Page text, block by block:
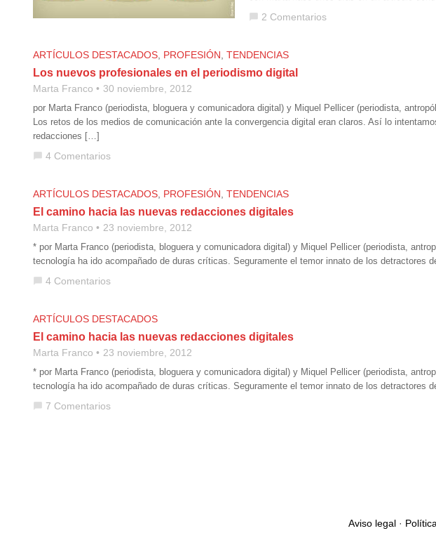
chat_bubble 2 Comentarios
ARTÍCULOS DESTACADOS PROFESIÓN TENDENCIAS
Los nuevos profesionales en el periodismo digital
Marta Franco 30 noviembre, 2012
por Marta Franco (periodista, bloguera y comunicadora digital) y Miquel Pellicer (periodista,
Los retos de los medios de comunicación ante la convergencia digital eran claros. Así lo
redacciones […]
chat_bubble 4 Comentarios
ARTÍCULOS DESTACADOS PROFESIÓN TENDENCIAS
El camino hacia las nuevas redacciones digitales
Marta Franco 23 noviembre, 2012
* por Marta Franco (periodista, bloguera y comunicadora digital) y Miquel Pellicer (periodista,
tecnología ha ido acompañado de duras críticas. Seguramente el temor innato de los detractores
chat_bubble 4 Comentarios
ARTÍCULOS DESTACADOS
El camino hacia las nuevas redacciones digitales
Marta Franco 23 noviembre, 2012
* por Marta Franco (periodista, bloguera y comunicadora digital) y Miquel Pellicer (periodista,
tecnología ha ido acompañado de duras críticas. Seguramente el temor innato de los detractores
chat_bubble 7 Comentarios
Aviso legal·